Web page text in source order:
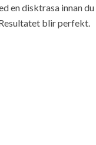
en disktrasa innan
blir perfekt.